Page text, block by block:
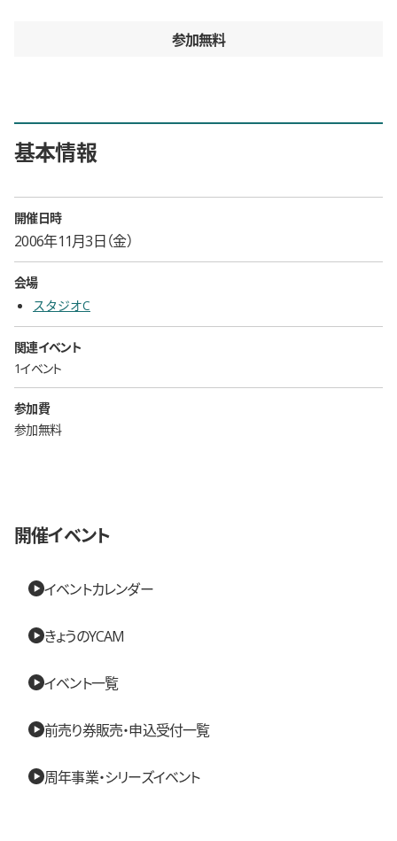
参加無料
基本情報
開催日時
2006年11月3日（金）
会場
スタジオC
関連イベント
1イベント
参加費
参加無料
開催イベント
イベントカレンダー
きょうのYCAM
イベント一覧
前売り券販売・申込受付一覧
周年事業・シリーズイベント